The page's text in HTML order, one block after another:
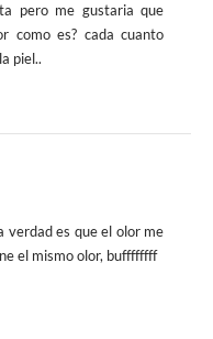
pero me gustaria que
como es? cada cuanto
piel..
verdad es que el olor me
el mismo olor, buffffffff